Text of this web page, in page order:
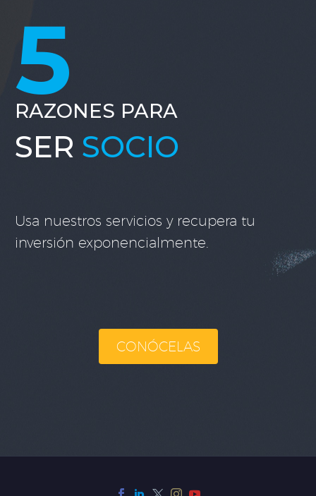
5
RAZONES PARA
SER SOCIO
Usa nuestros servicios y recupera tu
inversión exponencialmente.
CONÓCELAS